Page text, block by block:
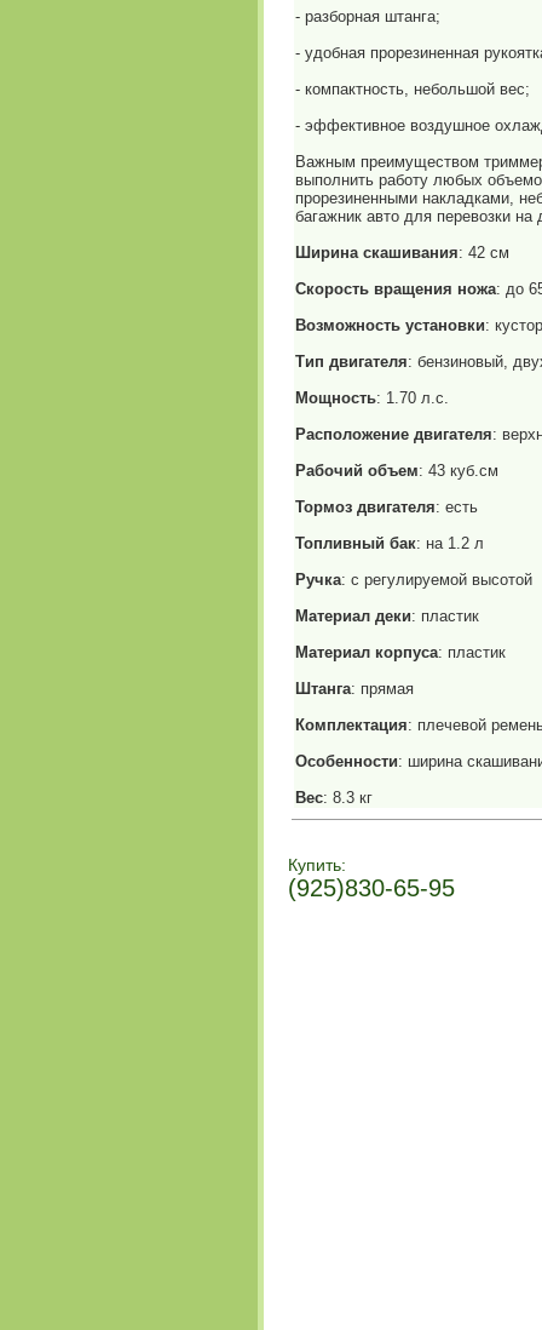
- разборная штанга;
- удобная прорезиненная
- компактность, небольшой вес;
- эффективное воздушное
Важным преимуществом
выполнить работу любых
прорезиненными накладками,
багажник авто для перевозки
Ширина скашивания: 42 см
Скорость вращения ножа: до
Возможность установки:
Тип двигателя: бензиновый,
Мощность: 1.70 л.с.
Расположение двигателя:
Рабочий объем: 43 куб.см
Тормоз двигателя: есть
Топливный бак: на 1.2 л
Ручка: с регулируемой высотой
Материал деки: пластик
Материал корпуса: пластик
Штанга: прямая
Комплектация: плечевой
Особенности: ширина
Вес: 8.3 кг
Купить:
(925)830-65-95